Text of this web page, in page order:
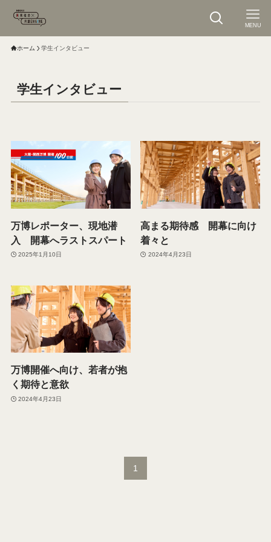
MENU
ホーム 学生インタビュー
学生インタビュー
万博レポーター、現地潜
入 開幕へラストスパート
2025年1月10日
高まる期待感 開幕に向け
着々と
2024年4月23日
万博開催へ向け、若者が抱
く期待と意欲
2024年4月23日
1